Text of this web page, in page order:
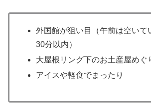
外国館が狙い目（午前は空いて
30分以内）
大屋根リング下のお土産屋めぐ
アイスや軽食でまったり